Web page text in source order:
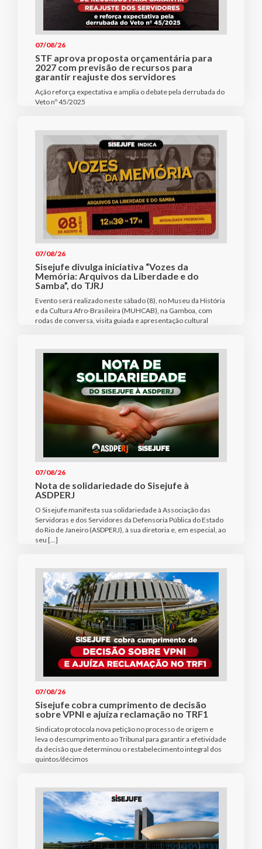
07/08/26
STF aprova proposta orçamentária para
2027 com previsão de recursos para
garantir reajuste dos servidores
Ação reforça expectativa e amplia o debate pela derrubada do
Veto nº 45/2025
07/08/26
Sisejufe divulga iniciativa “Vozes da
Memória: Arquivos da Liberdade e do
Samba”, do TJRJ
Evento será realizado neste sábado (8), no Museu da História
e da Cultura Afro-Brasileira (MUHCAB), na Gamboa, com
rodas de conversa, visita guiada e apresentação cultural
07/08/26
Nota de solidariedade do Sisejufe à
ASDPERJ
O Sisejufe manifesta sua solidariedade à Associação das
Servidoras e dos Servidores da Defensoria Pública do Estado
do Rio de Janeiro (ASDPERJ), à sua diretoria e, em especial, ao
seu […]
07/08/26
Sisejufe cobra cumprimento de decisão
sobre VPNI e ajuíza reclamação no TRF1
Sindicato protocola nova petição no processo de origem e
leva o descumprimento ao Tribunal para garantir a efetividade
da decisão que determinou o restabelecimento integral dos
quintos/décimos